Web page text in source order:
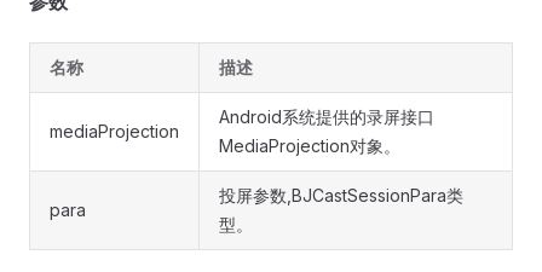
名称 描述
mediaProjection
Android系统提供的录屏接口
MediaProjection对象。
para
投屏参数,BJCastSessionPara类
型。